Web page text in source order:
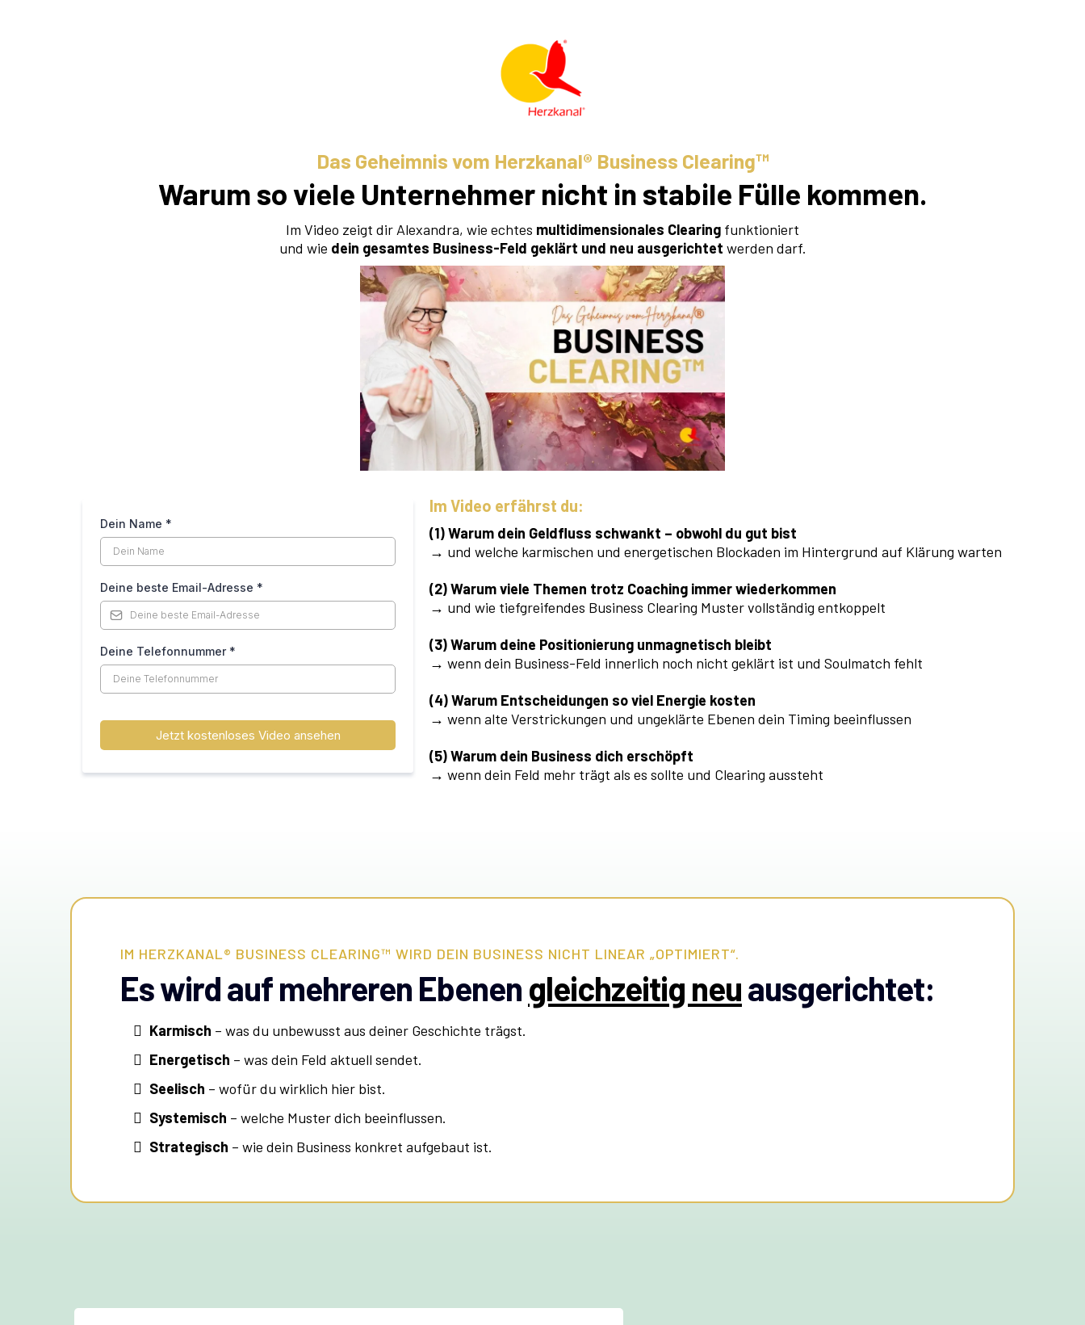
Das Geheimnis vom Herzkanal® Business Clearing™
Warum so viele Unternehmer nicht in stabile Fülle kommen.
Im Video zeigt dir Alexandra, wie echtes multidimensionales Clearing funktioniert
und wie dein gesamtes Business-Feld geklärt und neu ausgerichtet werden darf.
Dein Name *
Deine beste Email-Adresse *
Deine Telefonnummer *
Jetzt kostenloses Video ansehen
Im Video erfährst du:
(1) Warum dein Geldfluss schwankt – obwohl du gut bist
→ und welche karmischen und energetischen Blockaden im Hintergrund auf Klärung warten
(2) Warum viele Themen trotz Coaching immer wiederkommen
→ und wie tiefgreifendes Business Clearing Muster vollständig entkoppelt
(3) Warum deine Positionierung unmagnetisch bleibt
→ wenn dein Business-Feld innerlich noch nicht geklärt ist und Soulmatch fehlt
(4) Warum Entscheidungen so viel Energie kosten
→ wenn alte Verstrickungen und ungeklärte Ebenen dein Timing beeinflussen
(5) Warum dein Business dich erschöpft
→ wenn dein Feld mehr trägt als es sollte und Clearing aussteht
IM HERZKANAL® BUSINESS CLEARING™ WIRD DEIN BUSINESS NICHT LINEAR „OPTIMIERT“.
Es wird auf mehreren Ebenen gleichzeitig neuausgerichtet:
Karmisch – was du unbewusst aus deiner Geschichte trägst.
Energetisch – was dein Feld aktuell sendet.
Seelisch – wofür du wirklich hier bist.
Systemisch – welche Muster dich beeinflussen.
Strategisch – wie dein Business konkret aufgebaut ist.